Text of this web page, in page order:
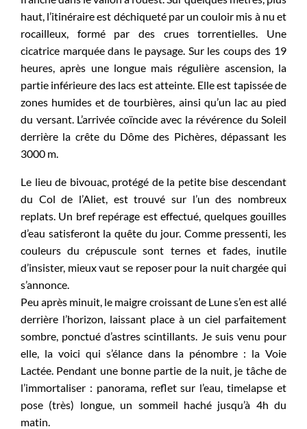
haut, l’itinéraire est déchiqueté par un couloir mis à nu et
rocailleux, formé par des crues torrentielles. Une
cicatrice marquée dans le paysage. Sur les coups des 19
heures, après une longue mais régulière ascension, la
partie inférieure des lacs est atteinte. Elle est tapissée de
zones humides et de tourbières, ainsi qu’un lac au pied
du versant. L’arrivée coïncide avec la révérence du Soleil
derrière la crête du Dôme des Pichères, dépassant les
3000 m.
Le lieu de bivouac, protégé de la petite bise descendant
du Col de l’Aliet, est trouvé sur l’un des nombreux
replats. Un bref repérage est effectué, quelques gouilles
d’eau satisferont la quête du jour. Comme pressenti, les
couleurs du crépuscule sont ternes et fades, inutile
d’insister, mieux vaut se reposer pour la nuit chargée qui
s’annonce.
Peu après minuit, le maigre croissant de Lune s’en est allé
derrière l’horizon, laissant place à un ciel parfaitement
sombre, ponctué d’astres scintillants. Je suis venu pour
elle, la voici qui s’élance dans la pénombre : la Voie
Lactée. Pendant une bonne partie de la nuit, je tâche de
l’immortaliser : panorama, reflet sur l’eau, timelapse et
pose (très) longue, un sommeil haché jusqu’à 4h du
matin.